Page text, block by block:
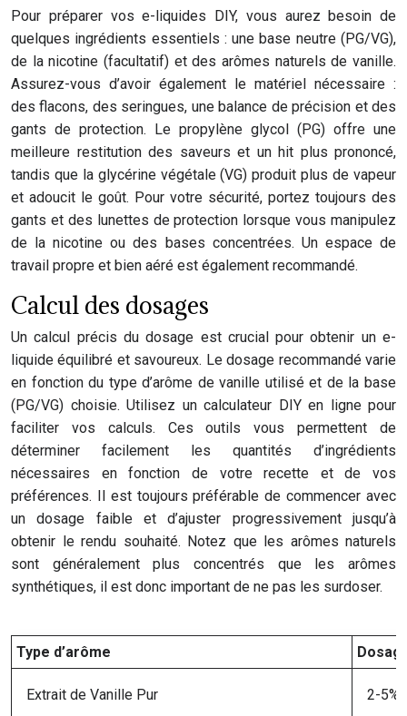
Pour préparer vos e-liquides DIY, vous aurez besoin de
quelques ingrédients essentiels : une base neutre (PG/VG),
de la nicotine (facultatif) et des arômes naturels de vanille.
Assurez-vous d’avoir également le matériel nécessaire :
des flacons, des seringues, une balance de précision et des
gants de protection. Le propylène glycol (PG) offre une
meilleure restitution des saveurs et un hit plus prononcé,
tandis que la glycérine végétale (VG) produit plus de vapeur
et adoucit le goût. Pour votre sécurité, portez toujours des
gants et des lunettes de protection lorsque vous manipulez
de la nicotine ou des bases concentrées. Un espace de
travail propre et bien aéré est également recommandé.
Calcul des dosages
Un calcul précis du dosage est crucial pour obtenir un e-
liquide équilibré et savoureux. Le dosage recommandé varie
en fonction du type d’arôme de vanille utilisé et de la base
(PG/VG) choisie. Utilisez un calculateur DIY en ligne pour
faciliter vos calculs. Ces outils vous permettent de
déterminer facilement les quantités d’ingrédients
nécessaires en fonction de votre recette et de vos
préférences. Il est toujours préférable de commencer avec
un dosage faible et d’ajuster progressivement jusqu’à
obtenir le rendu souhaité. Notez que les arômes naturels
sont généralement plus concentrés que les arômes
synthétiques, il est donc important de ne pas les surdoser.
Type d’arôme
Extrait de Vanille Pur 2-5%